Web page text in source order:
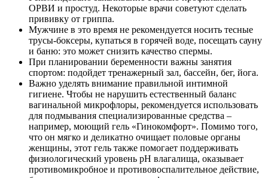
ОРВИ и простуд. Некоторые врачи советуют сделать
прививку от гриппа.
Мужчине в это время не рекомендуется носить тесные
трусы-боксеры, купаться в горячей воде, посещать сауну
и баню: это может снизить качество спермы.
При планировании беременности важны занятия
спортом: подойдет тренажерный зал, бассейн, бег, йога.
Важно уделять внимание правильной интимной
гигиене. Чтобы не нарушить естественный баланс
вагинальной микрофлоры, рекомендуется использовать
для подмывания специализированные средства –
например, моющий гель «Гинокомфорт». Помимо того,
что он мягко и деликатно очищает половые органы
женщины, этот гель также помогает поддерживать
физиологический уровень pH влагалища, оказывает
противомикробное и противовоспалительное действие,